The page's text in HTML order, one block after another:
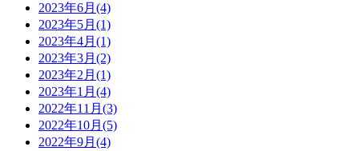
2023年6月(4)
2023年5月(1)
2023年4月(1)
2023年3月(2)
2023年2月(1)
2023年1月(4)
2022年11月(3)
2022年10月(5)
2022年9月(4)